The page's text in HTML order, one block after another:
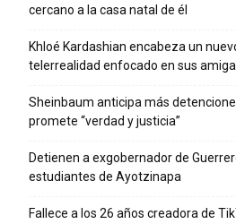
cercano a la casa natal de él
Khloé Kardashian encabeza un
telerrealidad enfocado en sus
Sheinbaum anticipa más
promete “verdad y justicia”
Detienen a exgobernador de
estudiantes de Ayotzinapa
Fallece a los 26 años creadora de